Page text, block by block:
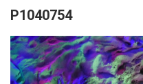
P1040754